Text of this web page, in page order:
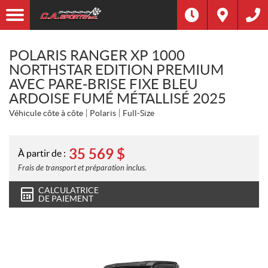
POLARIS RANGER XP 1000
NORTHSTAR EDITION PREMIUM
AVEC PARE-BRISE FIXE BLEU
ARDOISE FUMÉ MÉTALLISÉ 2025
Véhicule côte à côte Polaris Full-Size
À partir de : 35 569 $
Frais de transport et préparation inclus.
CALCULATRICE
DE PAIEMENT